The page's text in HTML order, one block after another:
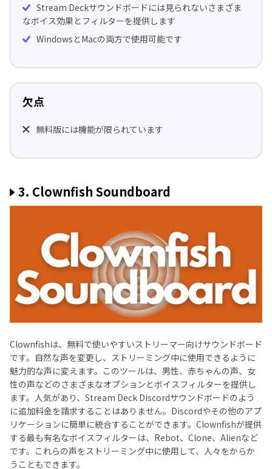
Stream Deckサウンドボードには見られないさまざま
なボイス効果とフィルターを提供します
WindowsとMacの両方で使用可能です
欠点
無料版には機能が限られています
3. Clownfish Soundboard
Clownfishは、無料で使いやすいストリーマー向けサウンドボード
です。自然な声を変更し、ストリーミング中に使用できるように
魅力的な声に変えます。このツールは、男性、赤ちゃんの声、女
性の声などのさまざまなオプションとボイスフィルターを提供し
ます。人気があり、Stream Deck Discordサウンドボードのよう
に追加料金を請求することはありません。Discordやその他のアプ
リケーションに簡単に統合することができます。Clownfishが提供
する最も有名なボイスフィルターは、Rebot、Clone、Alienなど
です。これらの声をストリーミング中に使用して、人々をからか
うこともできます。